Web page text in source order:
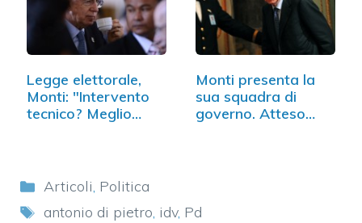
Legge elettorale,
Monti: "Intervento
tecnico? Meglio…
Monti presenta la
sua squadra di
governo. Atteso…
Categorie
Articoli, Politica
Tag
antonio di pietro, idv, Pd